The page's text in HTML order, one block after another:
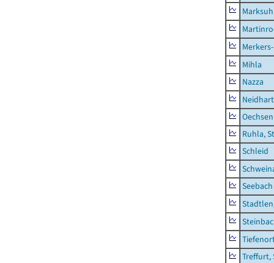
Mihla
Nazza
Oechsen
Ruhla,
Schleid
Seebach
Treffurt,